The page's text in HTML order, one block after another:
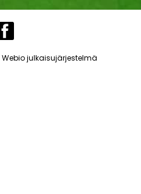
Webio julkaisujärjestelmä